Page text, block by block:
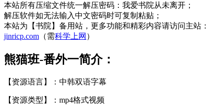
本站所有压缩文件统一解压密码：我爱书院从未离开；
解压软件如无法输入中文密码时可复制粘贴；
本站为【书院】备用站，更多功能和精彩内容请访问主站：
jinricp.com （需科学上网 ）
熊猫班-番外一简介：
【资源语言】：中韩双语字幕
【资源类型】：mp4格式视频